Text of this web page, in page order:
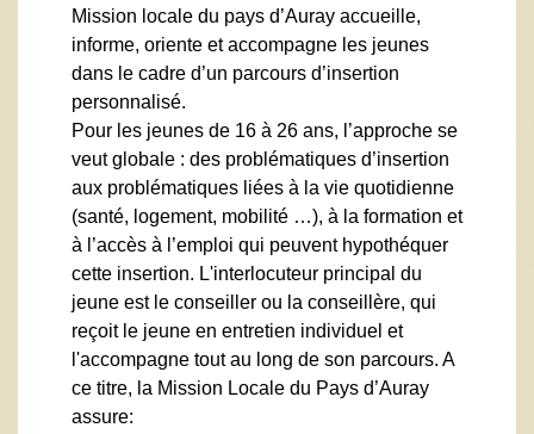
Mission locale du pays d’Auray accueille,
informe, oriente et accompagne les jeunes
dans le cadre d’un parcours d’insertion
personnalisé.
Pour les jeunes de 16 à 26 ans, l’approche se
veut globale : des problématiques d’insertion
aux problématiques liées à la vie quotidienne
(santé, logement, mobilité …), à la formation et
à l’accès à l’emploi qui peuvent hypothéquer
cette insertion. L'interlocuteur principal du
jeune est le conseiller ou la conseillère, qui
reçoit le jeune en entretien individuel et
l'accompagne tout au long de son parcours. A
ce titre, la Mission Locale du Pays d’Auray
assure: